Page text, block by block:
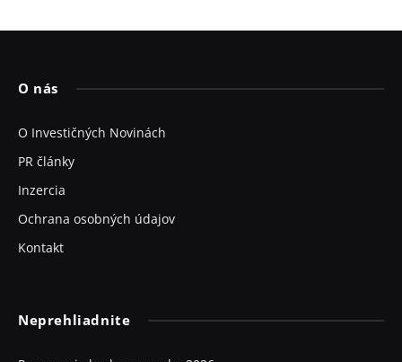
O nás
O Investičných Novinách
PR články
Inzercia
Ochrana osobných údajov
Kontakt
Neprehliadnite